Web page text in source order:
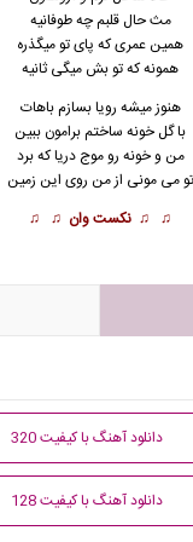
مث حال قلبم چه طوفانیه
همین عمری که پای تو میگذره
همونه که تو بش میگی ثانیه
هنوز میشه رویا بسازم باهات
با گل خونه ساختم برامون ببین
من و خونه رو موجدریاکه برد
تو می مونی از من روی این زمین
♫ ♫ نکست وان ♫ ♫
دانلود آهنگ با کیفیت 320
دانلود آهنگ با کیفیت 128